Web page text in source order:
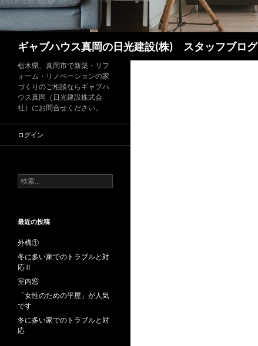
ギャブハウス真岡の日光建設(株) スタッフブログ
栃木県、真岡市で新築・リフ
ォーム・リノベーションの家
づくりのご相談ならギャブハ
ウス真岡（日光建設株式会
社）にお問合せください。
ログイン
検
索:
最近の投稿
外構①
冬に多い家でのトラブルと対
応Ⅱ
室内窓
「女性のための平屋」が人気
です
冬に多い家でのトラブルと対
応